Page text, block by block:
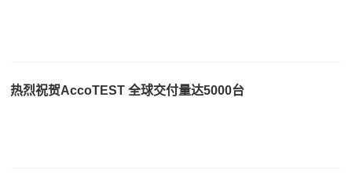
热烈祝贺AccoTEST 全球交付量达5000台